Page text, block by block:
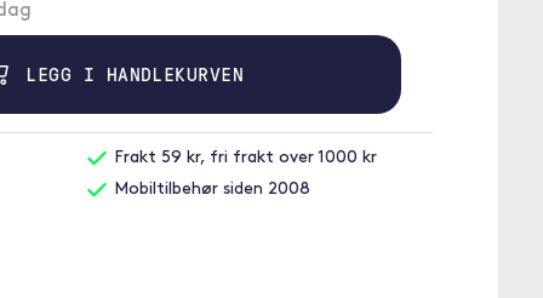
LEGG I HANDLEKURVEN
Frakt 59 kr, fri frakt over 1000 kr
Mobiltilbehør siden 2008